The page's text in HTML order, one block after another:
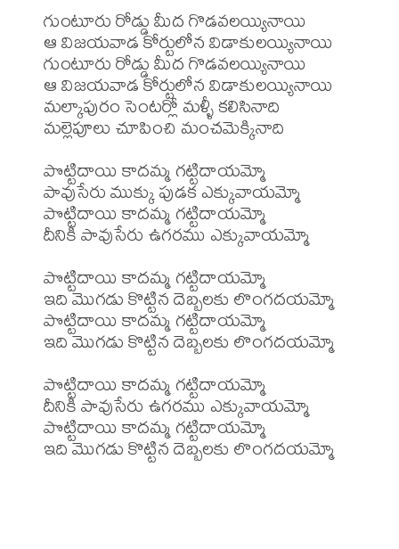
గుంటూరు రోడ్డు మీద గొడవలయ్యినాయి
ఆ విజయవాడ కోర్టులోన విడాకులయ్యినాయి
గుంటూరు రోడ్డు మీద గొడవలయ్యినాయి
ఆ విజయవాడ కోర్టులోన విడాకులయ్యినాయి
మల్కాపురం సెంటర్లో మళ్ళీ కలిసినాది
మల్లెపూలు చూపించి మంచమెక్కినాది
పొట్టిదాయి కాదమ్మ గట్టిదాయమ్మో
పావుసేరు ముక్కు పుడక ఎక్కువాయమ్మో
పొట్టిదాయి కాదమ్మ గట్టిదాయమ్మో
దీనికి పావుసేరు ఉగరము ఎక్కువాయమ్మో
పొట్టిదాయి కాదమ్మ గట్టిదాయమ్మో
ఇది మొగడు కొట్టిన దెబ్బలకు లొంగదయమ్మో
పొట్టిదాయి కాదమ్మ గట్టిదాయమ్మో
ఇది మొగడు కొట్టిన దెబ్బలకు లొంగదయమ్మో
పొట్టిదాయి కాదమ్మ గట్టిదాయమ్మో
దీనికి పావుసేరు ఉగరము ఎక్కువాయమ్మో
పొట్టిదాయి కాదమ్మ గట్టిదాయమ్మో